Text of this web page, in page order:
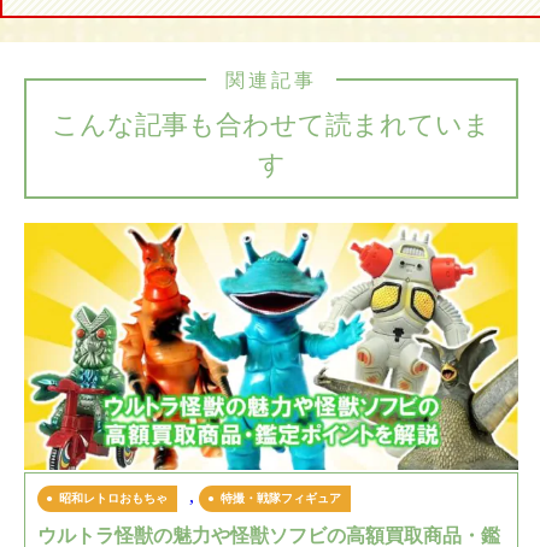
こんな記事も合わせて読まれていま
す
関連記事
昭和レトロおもちゃ , 特撮・戦隊フィギュア
ウルトラ怪獣の魅力や怪獣ソフビの高額買取商品・鑑